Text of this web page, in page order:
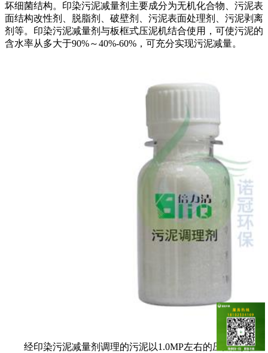
坏细菌结构。印染污泥减量剂主要成分为无机化合物、污泥表
面结构改性剂、脱脂剂、破壁剂、污泥表面处理剂、污泥剥离
剂等。印染污泥减量剂与板框式压泥机结合使用，可使污泥的
含水率从多大于90%～40%-60%，可充分实现污泥减量。
经印染污泥减量剂 调理的污泥以1.0MP左右的压力注入压